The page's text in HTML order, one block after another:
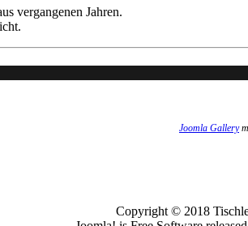
vergangenen Jahren.
Joomla Gallery
Copyright © 2018